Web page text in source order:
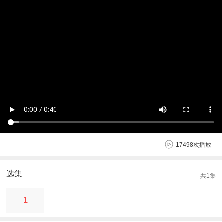
17498次播放
选集 共1 集
1